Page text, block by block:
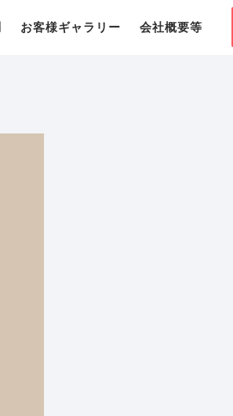
お客様ギャラリー 会社概要等